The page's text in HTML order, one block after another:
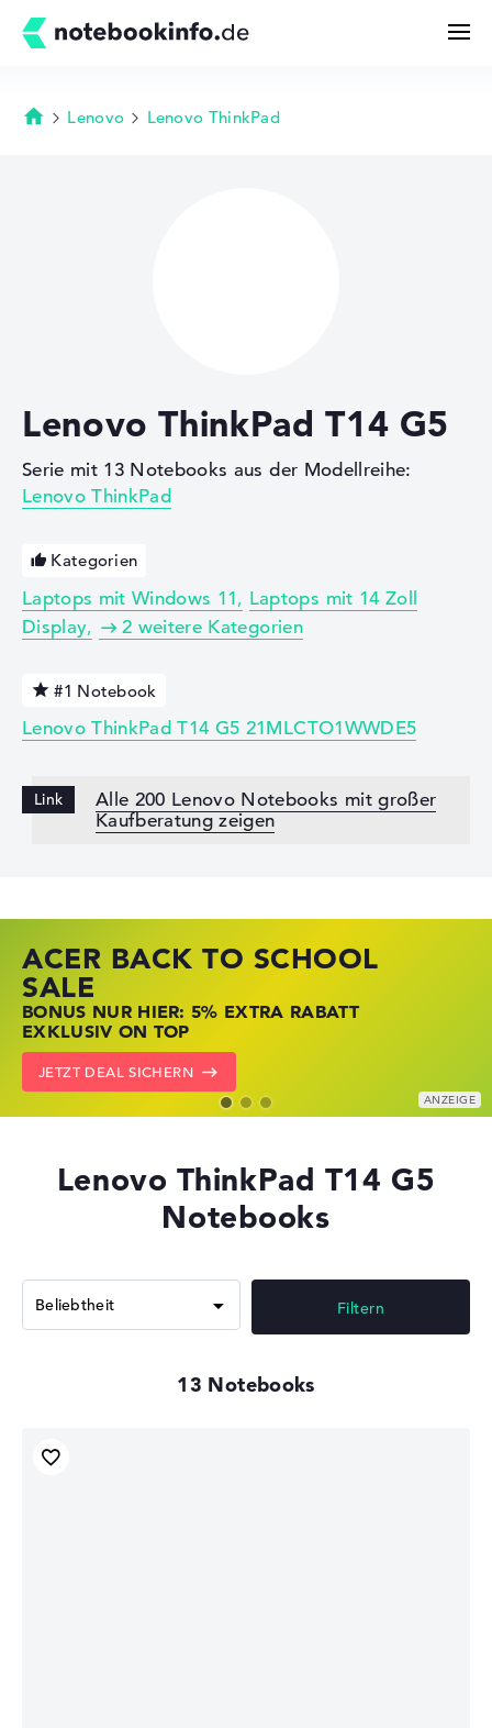
Deals
Merkzettel
Startseite
Lenovo Lenovo ThinkPad
Lenovo ThinkPad T14 G5
Serie mit 13 Notebooks aus der Modellreihe:
Lenovo ThinkPad
Kategorien
Laptops mit Windows 11
Laptops mit 14 Zoll
Display
2 weitere Kategorien
#1 Notebook
Lenovo ThinkPad T14 G5 21MLCTO1WWDE5
Alle 200 Lenovo Notebooks mit großer
Kaufberatung zeigen
ACER BACK TO SCHOOL
SALE
BONUS NUR HIER: 5% EXTRA RABATT
EXKLUSIV ON TOP
JETZT DEAL SICHERN
HP STORE SSV DEALS
JETZT ZUGREIFEN: NOTEBOOKS BEI HP
KRÄFTIG REDUZIERT
ZU DEN HP ANGEBOTEN
LENOVO LAPTOP DEALS
NOTEBOOKS BEI LENOVO JETZT
KRÄFTIG REDUZIERT
LENOVO DEALS ZEIGEN
Lenovo ThinkPad T14 G5
Notebooks
13
Filtern